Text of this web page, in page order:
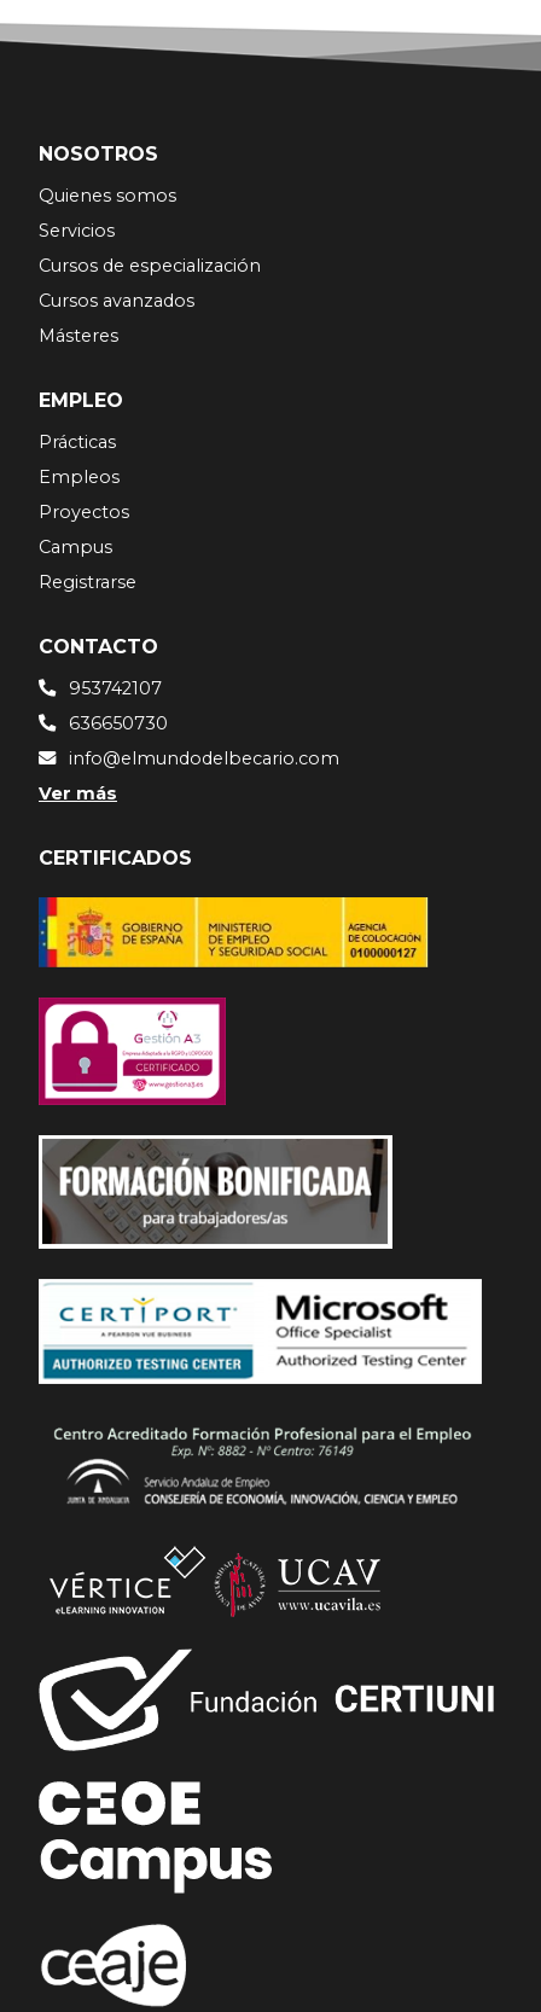
NOSOTROS
Quienes somos
Servicios
Cursos de especialización
Cursos avanzados
Másteres
EMPLEO
Prácticas
Empleos
Proyectos
Campus
Registrarse
CONTACTO
953742107
636650730
info@elmundodelbecario.com
Ver más
CERTIFICADOS